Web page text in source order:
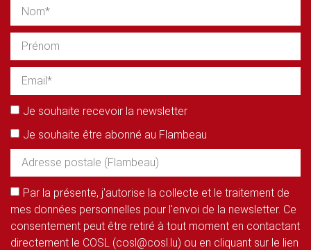
Je souhaite recevoir la newsletter
Je souhaite être abonné au Flambeau
Par la présente, j'autorise la collecte et le traitement de
mes données personnelles pour l'envoi de la newsletter. Ce
consentement peut être retiré à tout moment en contactant
directement le COSL (cosl@cosl.lu) ou en cliquant sur le lien